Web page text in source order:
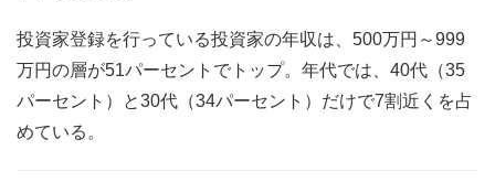
投資家登録を行っている投資家の年収は、500万円～999
万円の層が51パーセントでトップ。年代では、40代（35
パーセント）と30代（34パーセント）だけで7割近くを占
めている。